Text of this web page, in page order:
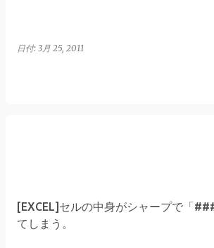
日付: 3月 25, 2011
[EXCEL]セルの中身がシャープで「
てしまう。